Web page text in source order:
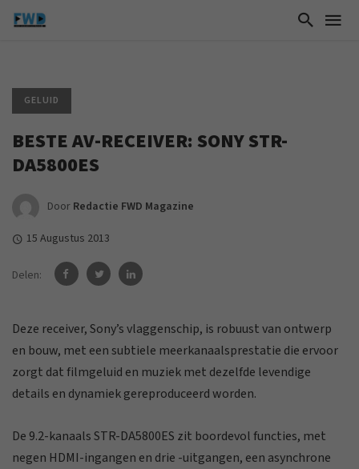
GELUID
BESTE AV-RECEIVER: SONY STR-
DA5800ES
Door Redactie FWD Magazine
15 Augustus 2013
Delen:
Deze receiver, Sony’s vlaggenschip, is robuust van ontwerp
en bouw, met een subtiele meerkanaalsprestatie die ervoor
zorgt dat filmgeluid en muziek met dezelfde levendige
details en dynamiek gereproduceerd worden.
De 9.2-kanaals STR-DA5800ES zit boordevol functies, met
negen HDMI-ingangen en drie -uitgangen, een asynchrone